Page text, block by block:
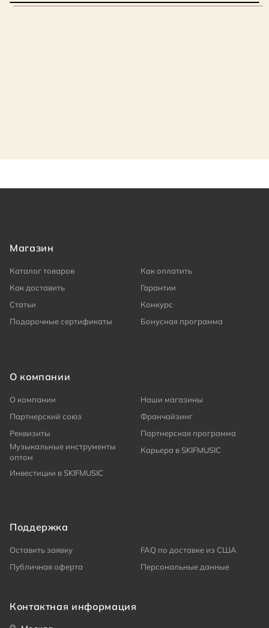
Магазин
Каталог товаров
Как оплатить
Как доставить
Гарантии
Статьи
Конкурс
Подарочные сертификаты
Бонусная программа
О компании
О компании
Наши магазины
Партнерский союз
Франчайзинг
Реквизиты
Партнерская программа
Музыкальные инструменты
оптом
Карьера в SKIFMUSIC
Инвестиции в SKIFMUSIC
Поддержка
Оставить заявку
FAQ по доставке из США
Публичная оферта
Персональные данные
Контактная информация